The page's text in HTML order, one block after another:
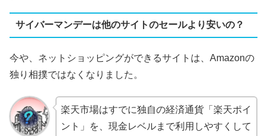
サイバーマンデーは他のサイトのセールより安いの？
今や、ネットショッピングができるサイトは、Amazonの
独り相撲ではなくなりました。
楽天市場はすでに独自の経済通貨「楽天ポイ
ント」を、現金レベルまで利用しやすくして